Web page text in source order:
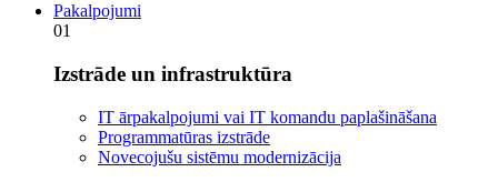
Pakalpojumi
01
Izstrāde un infrastruktūra
IT ārpakalpojumi vai IT komandu paplašināšana
Programmatūras izstrāde
Novecojušu sistēmu modernizācija